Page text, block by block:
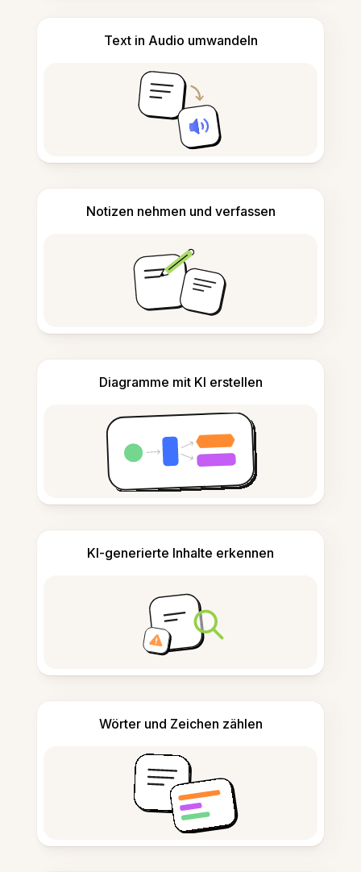
Text in Audio umwandeln
Notizen nehmen und verfassen
Diagramme mit KI erstellen
KI-generierte Inhalte erkennen
Wörter und Zeichen zählen